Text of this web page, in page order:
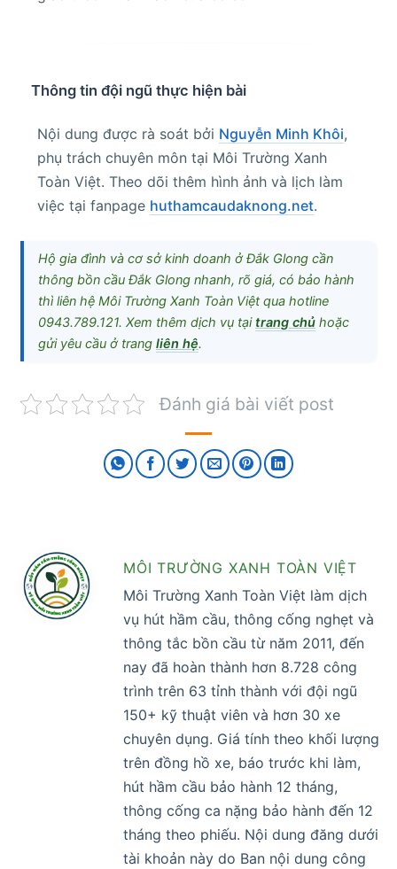
Thông tin đội ngũ thực hiện bài
Nội dung được rà soát bởi Nguyễn Minh Khôi,
phụ trách chuyên môn tại Môi Trường Xanh
Toàn Việt. Theo dõi thêm hình ảnh và lịch làm
việc tại fanpage huthamcaudaknong.net.
Hộ gia đình và cơ sở kinh doanh ở Đắk Glong cần
thông bồn cầu Đắk Glong nhanh, rõ giá, có bảo hành
thì liên hệ Môi Trường Xanh Toàn Việt qua hotline
0943.789.121. Xem thêm dịch vụ tại trang chủ hoặc
gửi yêu cầu ở trang liên hệ.
Đánh giá bài viết post
MÔI TRƯỜNG XANH TOÀN VIỆT
Môi Trường Xanh Toàn Việt làm dịch
vụ hút hầm cầu, thông cống nghẹt và
thông tắc bồn cầu từ năm 2011, đến
nay đã hoàn thành hơn 8.728 công
trình trên 63 tỉnh thành với đội ngũ
150+ kỹ thuật viên và hơn 30 xe
chuyên dụng. Giá tính theo khối lượng
trên đồng hồ xe, báo trước khi làm,
hút hầm cầu bảo hành 12 tháng,
thông cống ca nặng bảo hành đến 12
tháng theo phiếu. Nội dung đăng dưới
tài khoản này do Ban nội dung công